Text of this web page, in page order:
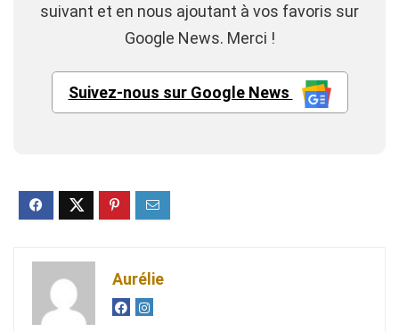
suivant et en nous ajoutant à vos favoris sur
Google News. Merci !
Suivez-nous sur Google News
Aurélie